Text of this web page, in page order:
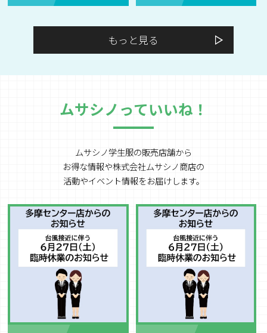
もっと見る
ムサシノっていいね！
ムサシノ学生服の販売店舗から
お得な情報や株式会社ムサシノ商店の
活動やイベント情報をお届けします。